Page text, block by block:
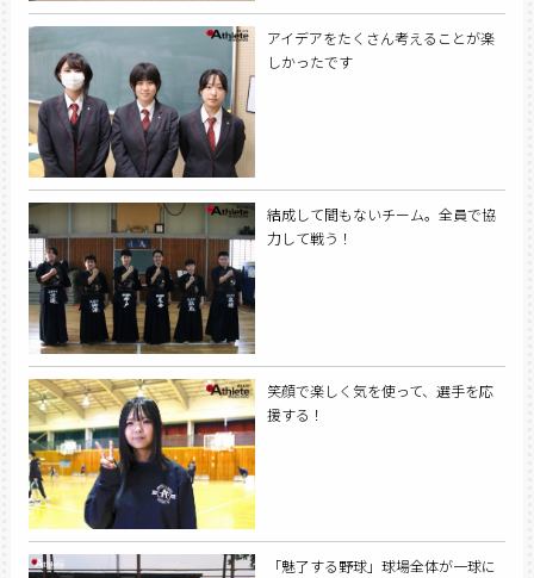
アイデアをたくさん考えることが楽
しかったです
結成して間もないチーム。全員で協
力して戦う！
笑顔で楽しく気を使って、選手を応
援する！
「魅了する野球」球場全体が一球に